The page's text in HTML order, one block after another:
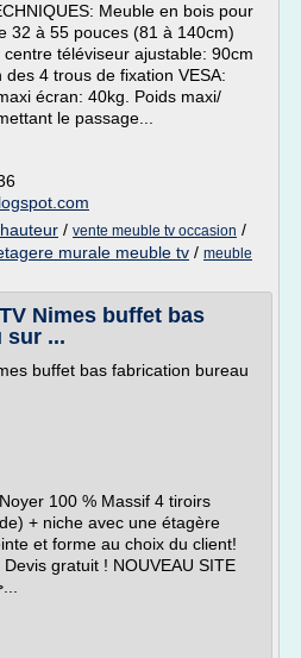
Meuble en bois pour
32 à 55 pouces (81 à 140cm)
téléviseur ajustable: 90cm
4 trous de fixation VESA:
écran: 40kg. Poids maxi/
le passage...
/ vente meuble tv occasion /
murale meuble tv / meuble
Nimes buffet bas
sur ...
buffet bas fabrication bureau
100 % Massif 4 tiroirs
+ niche avec une étagère
et forme au choix du client!
gratuit ! NOUVEAU SITE